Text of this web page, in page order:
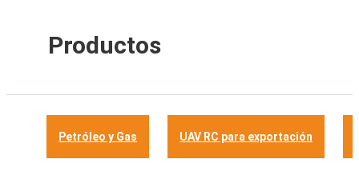
Productos
Petróleo y Gas UAV RC para exportación